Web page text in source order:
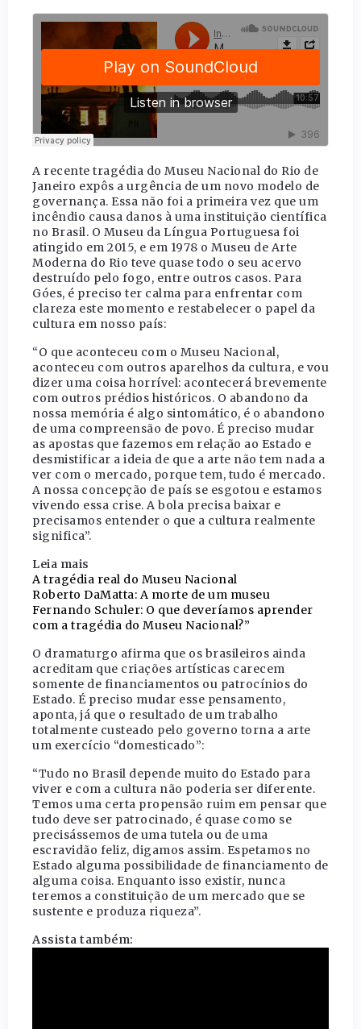
A recente tragédia do Museu Nacional do Rio de
Janeiro expôs a urgência de um novo modelo de
governança. Essa não foi a primeira vez que um
incêndio causa danos à uma instituição científica
no Brasil. O Museu da Língua Portuguesa foi
atingido em 2015, e em 1978 o Museu de Arte
Moderna do Rio teve quase todo o seu acervo
destruído pelo fogo, entre outros casos. Para
Góes, é preciso ter calma para enfrentar com
clareza este momento e restabelecer o papel da
cultura em nosso país:
“O que aconteceu com o Museu Nacional,
aconteceu com outros aparelhos da cultura, e vou
dizer uma coisa horrível: acontecerá brevemente
com outros prédios históricos. O abandono da
nossa memória é algo sintomático, é o abandono
de uma compreensão de povo. É preciso mudar
as apostas que fazemos em relação ao Estado e
desmistificar a ideia de que a arte não tem nada a
ver com o mercado, porque tem, tudo é mercado.
A nossa concepção de país se esgotou e estamos
vivendo essa crise. A bola precisa baixar e
precisamos entender o que a cultura realmente
significa”.
Leia mais
A tragédia real do Museu Nacional
Roberto DaMatta: A morte de um museu
Fernando Schuler: O que deveríamos aprender
com a tragédia do Museu Nacional?”
O dramaturgo afirma que os brasileiros ainda
acreditam que criações artísticas carecem
somente de financiamentos ou patrocínios do
Estado. É preciso mudar esse pensamento,
aponta, já que o resultado de um trabalho
totalmente custeado pelo governo torna a arte
um exercício “domesticado”:
“Tudo no Brasil depende muito do Estado para
viver e com a cultura não poderia ser diferente.
Temos uma certa propensão ruim em pensar que
tudo deve ser patrocinado, é quase como se
precisássemos de uma tutela ou de uma
escravidão feliz, digamos assim. Espetamos no
Estado alguma possibilidade de financiamento de
alguma coisa. Enquanto isso existir, nunca
teremos a constituição de um mercado que se
sustente e produza riqueza”.
Assista também: